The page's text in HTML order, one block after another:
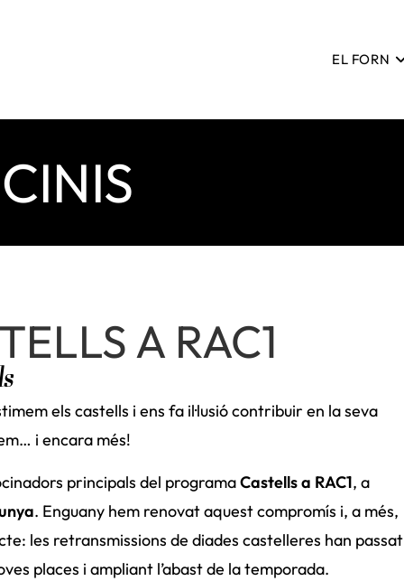
EL FORN
A RAC1
els castells i ens fa il·lusió contribuir en la seva
i encara més!
principals del programaCastells a RAC1, a
. Enguany hem renovat aquest compromís i, a més,
les retransmissions de diades castelleres han passat
places i ampliant l’abast de la temporada.